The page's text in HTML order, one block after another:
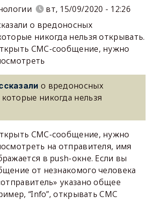
вт, 15/09/2020 - 12:26
о вредоносных
никогда нельзя открывать.
СМС-сообщение, нужно
о вредоносных
никогда нельзя
СМС-сообщение, нужно
на отправителя, имя
в push-окне. Если вы
от незнакомого человека
указано общее
“Info”, открывать СМС